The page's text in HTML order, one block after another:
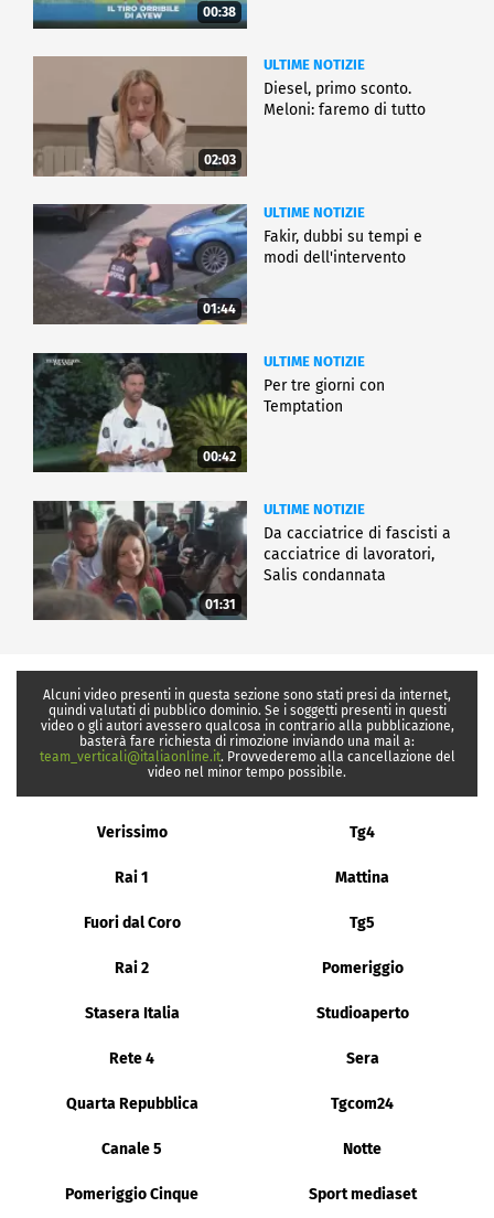
00:38
02:03
ULTIME NOTIZIE
Diesel, primo sconto.
Meloni: faremo di tutto
01:44
ULTIME NOTIZIE
Fakir, dubbi su tempi e
modi dell'intervento
00:42
ULTIME NOTIZIE
Per tre giorni con
Temptation
01:31
ULTIME NOTIZIE
Da cacciatrice di fascisti a
cacciatrice di lavoratori,
Salis condannata
Alcuni video presenti in questa sezione sono stati presi da internet,
quindi valutati di pubblico dominio. Se i soggetti presenti in questi
video o gli autori avessero qualcosa in contrario alla pubblicazione,
basterà fare richiesta di rimozione inviando una mail a:
team_verticali@italiaonline.it. Provvederemo alla cancellazione del
video nel minor tempo possibile.
Verissimo Tg4
Rai 1 Mattina
Fuori dal Coro Tg5
Rai 2 Pomeriggio
Stasera Italia Studioaperto
Rete 4 Sera
Quarta Repubblica Tgcom24
Canale 5 Notte
Pomeriggio Cinque Sport mediaset